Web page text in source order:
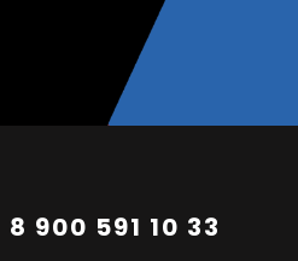
8 900 591 10 33